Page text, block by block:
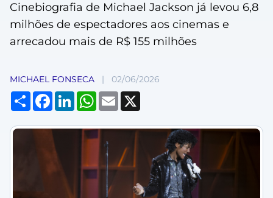
Cinebiografia de Michael Jackson já levou 6,8
milhões de espectadores aos cinemas e
arrecadou mais de R$ 155 milhões
MICHAEL FONSECA | 02/06/2026
Compartilhar
Facebook
LinkedInWhatsApp
Email